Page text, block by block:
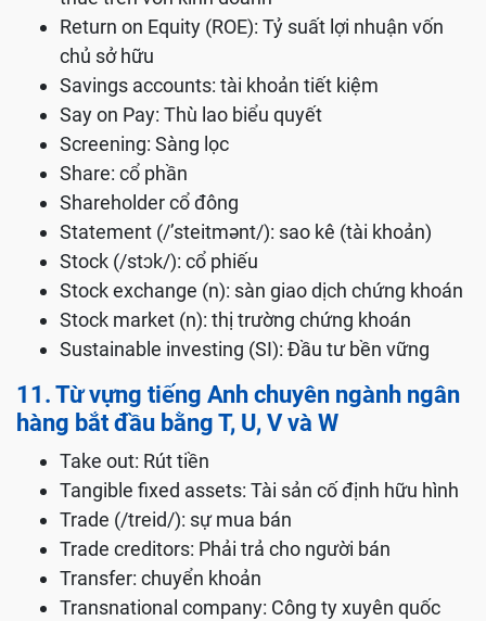
Return on Equity (ROE): Tỷ suất lợi nhuận vốn
chủ sở hữu
Savings accounts: tài khoản tiết kiệm
Say on Pay: Thù lao biểu quyết
Screening: Sàng lọc
Share: cổ phần
Shareholder cổ đông
Statement (/’steitmənt/): sao kê (tài khoản)
Stock (/stɔk/): cổ phiếu
Stock exchange (n): sàn giao dịch chứng khoán
Stock market (n): thị trường chứng khoán
Sustainable investing (SI): Đầu tư bền vững
11. Từ vựng tiếng Anh chuyên ngành ngân
hàng bắt đầu bằng T, U, V và W
Take out: Rút tiền
Tangible fixed assets: Tài sản cố định hữu hình
Trade (/treid/): sự mua bán
Trade creditors: Phải trả cho người bán
Transfer: chuyển khoản
Transnational company: Công ty xuyên quốc